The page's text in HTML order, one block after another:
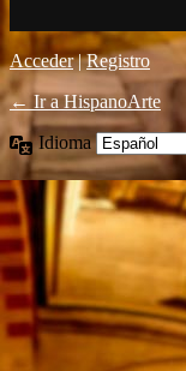
Acceder|Registro
← Ir a HispanoArte
Idioma